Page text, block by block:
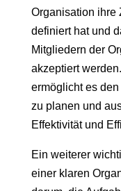
Organisation ihre
definiert hat und
Mitgliedern der
akzeptiert
ermöglicht es
zu planen und
Effektivität und
Ein weiterer
einer klaren